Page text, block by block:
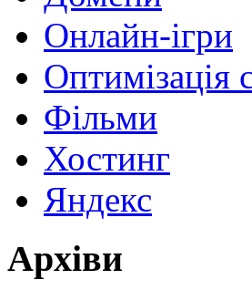
Онлайн-ігри
Оптимізація
Фільми
Хостинг
Яндекс
Архіви